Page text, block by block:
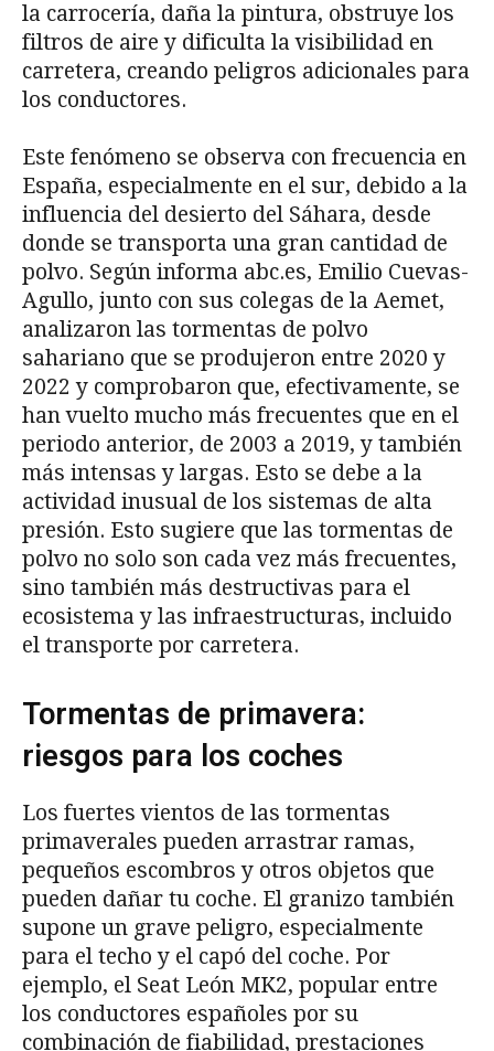
la carrocería, daña la pintura, obstruye los
filtros de aire y dificulta la visibilidad en
carretera, creando peligros adicionales para
los conductores.
Este fenómeno se observa con frecuencia en
España, especialmente en el sur, debido a la
influencia del desierto del Sáhara, desde
donde se transporta una gran cantidad de
polvo. Según informa abc.es, Emilio Cuevas-
Agullo, junto con sus colegas de la Aemet,
analizaron las tormentas de polvo
sahariano que se produjeron entre 2020 y
2022 y comprobaron que, efectivamente, se
han vuelto mucho más frecuentes que en el
periodo anterior, de 2003 a 2019, y también
más intensas y largas. Esto se debe a la
actividad inusual de los sistemas de alta
presión. Esto sugiere que las tormentas de
polvo no solo son cada vez más frecuentes,
sino también más destructivas para el
ecosistema y las infraestructuras, incluido
el transporte por carretera.
Tormentas de primavera:
riesgos para los coches
Los fuertes vientos de las tormentas
primaverales pueden arrastrar ramas,
pequeños escombros y otros objetos que
pueden dañar tu coche. El granizo también
supone un grave peligro, especialmente
para el techo y el capó del coche. Por
ejemplo, el Seat León MK2, popular entre
los conductores españoles por su
combinación de fiabilidad, prestaciones